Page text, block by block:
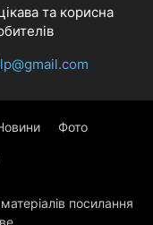
та корисна
Фото
посилання